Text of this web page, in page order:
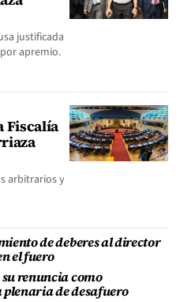
justificada
apremio.
Fiscalía
arbitrarios y
de deberes al director
el fuero
renuncia como
de desafuero